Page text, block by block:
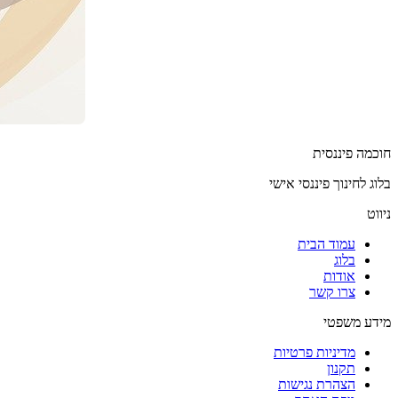
חוכמה פיננסית
בלוג לחינוך פיננסי אישי
ניווט
עמוד הבית
בלוג
אודות
צרו קשר
מידע משפטי
מדיניות פרטיות
תקנון
הצהרת נגישות